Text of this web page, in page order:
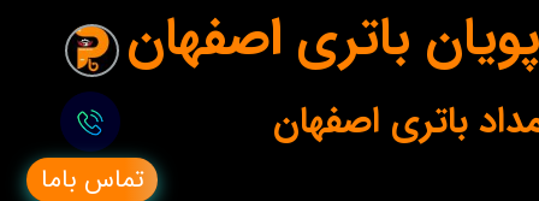
پویان باتری اصفهان
تماس باما
باتری اصفهان